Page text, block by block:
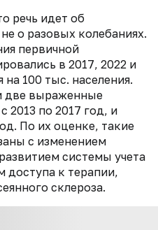
речь идет об
о разовых колебаниях.
первичной
в 2017, 2022 и
на 100 тыс. населения.
две выраженные
2013 по 2017 год, и
По их оценке, такие
с изменением
системы учета
доступа к терапии,
склероза.